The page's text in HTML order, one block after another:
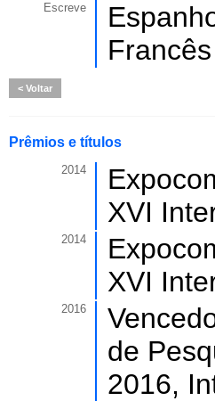
Escreve
Voltar
Prêmios e títulos
2014
XVI
2014
XVI
2016
de
2016,